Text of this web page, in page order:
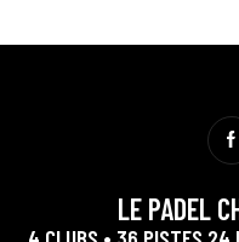
LE PADEL